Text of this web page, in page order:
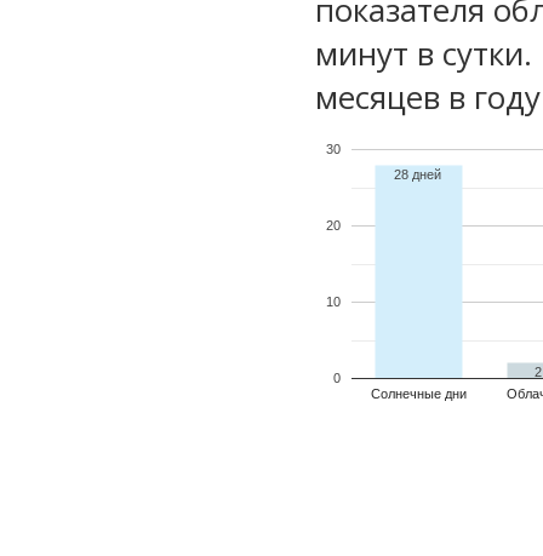
показателя
минут в
месяцев в
Солнечные дни
0
10
20
30
28 дней